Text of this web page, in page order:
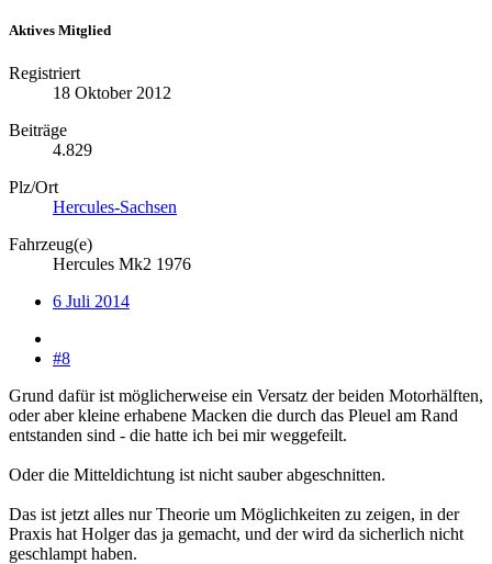
Aktives Mitglied
Registriert
18 Oktober 2012
Beiträge
4.829
Plz/Ort
Hercules-Sachsen
Fahrzeug(e)
Hercules Mk2 1976
6 Juli 2014
#8
Grund dafür ist möglicherweise ein Versatz der beiden Motorhälften,
oder aber kleine erhabene Macken die durch das Pleuel am Rand
entstanden sind - die hatte ich bei mir weggefeilt.
Oder die Mitteldichtung ist nicht sauber abgeschnitten.
Das ist jetzt alles nur Theorie um Möglichkeiten zu zeigen, in der
Praxis hat Holger das ja gemacht, und der wird da sicherlich nicht
geschlampt haben.